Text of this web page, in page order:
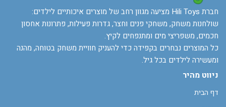
חברת Hili Toys מציעה מגוון רחב של מוצרים איכותיים לילדים:
שולחנות משחק, משחקי פנים וחצר, גדרות פעילות, פתרונות אחסון
חכמים, משפריצי מים ומתנפחים לקיץ.
כל המוצרים נבחרים בקפידה כדי להעניק חוויית משחק בטוחה, מהנה
ומעשירה לילדים בכל גיל.
ניווט מהיר
דף הבית